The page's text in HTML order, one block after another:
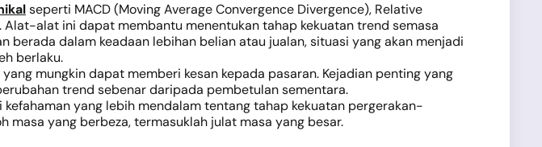
seperti MACD (Moving Average Convergence Divergence), Relative
alat ini dapat membantu menentukan tahap kekuatan trend semasa
dalam keadaan lebihan belian atau jualan, situasi yang akan menjadi
berlaku.
yang mungkin dapat memberi kesan kepada pasaran. Kejadian penting yang
trend sebenar daripada pembetulan sementara.
kefahaman yang lebih mendalam tentang tahap kekuatan pergerakan-
yang berbeza, termasuklah julat masa yang besar.